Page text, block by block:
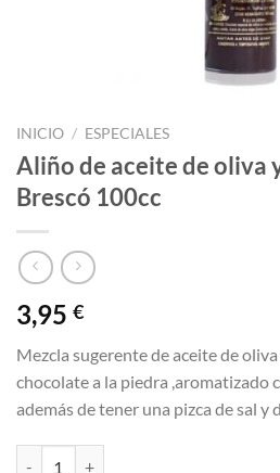
INICIO / ESPECIALES
Aliño de aceite de oliva
Brescó 100cc
3,95 €
Mezcla sugerente de aceite de
chocolate a la piedra ,aromatizado
además de tener una pizca de sal y